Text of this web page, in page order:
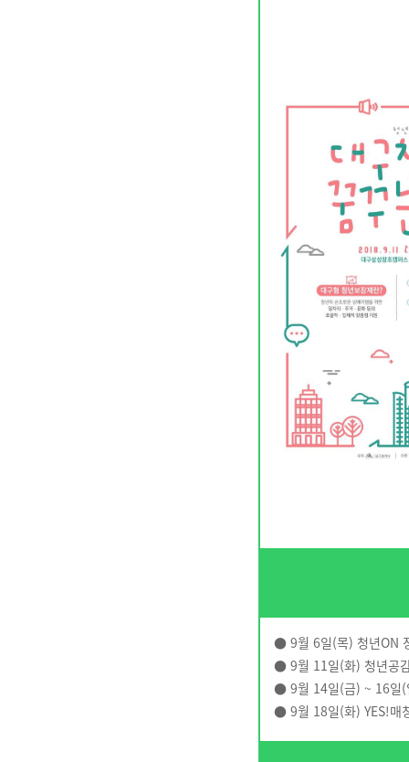
● 9월 6일(목) 청년ON
● 9월 11일(화) 청년공
● 9월 14일(금) ~ 16일(
● 9월 18일(화) YES!매